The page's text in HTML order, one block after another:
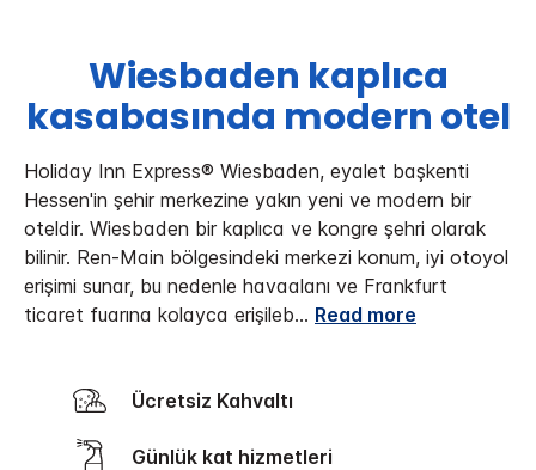
Wiesbaden kaplıca
kasabasında modern otel
Holiday Inn Express® Wiesbaden, eyalet başkenti
Hessen'in şehir merkezine yakın yeni ve modern bir
oteldir. Wiesbaden bir kaplıca ve kongre şehri olarak
bilinir. Ren-Main bölgesindeki merkezi konum, iyi otoyol
erişimi sunar, bu nedenle havaalanı ve Frankfurt
ticaret fuarına kolayca erişileb... Read more
Ücretsiz Kahvaltı
Günlük kat hizmetleri